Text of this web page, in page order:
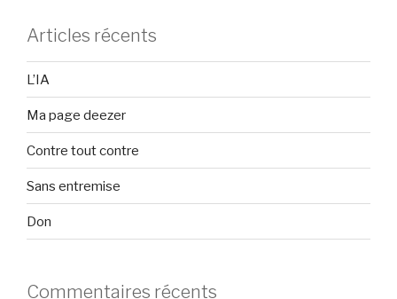
Articles récents
L’IA
Ma page deezer
Contre tout contre
Sans entremise
Don
Commentaires récents